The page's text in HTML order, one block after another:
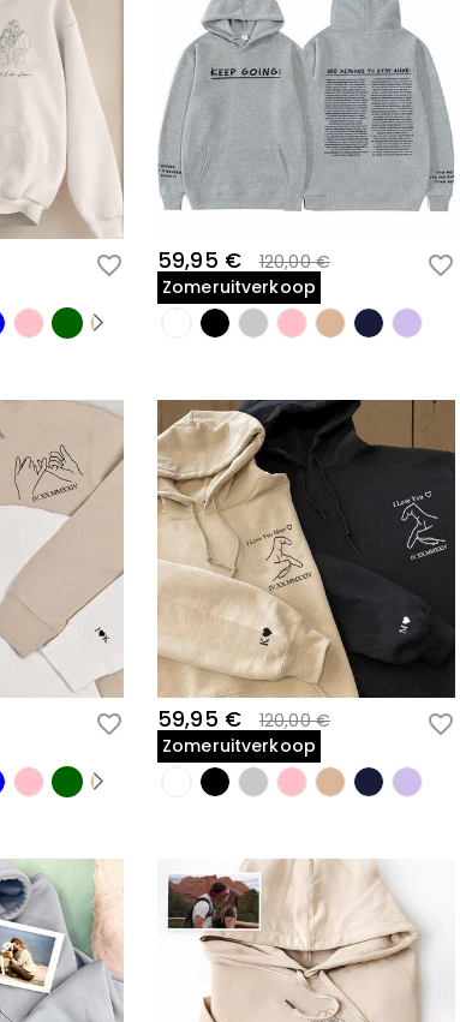
59,95 €
120,00 €
Zomeruitverkoop
59,95 €
120,00 €
Zomeruitverkoop